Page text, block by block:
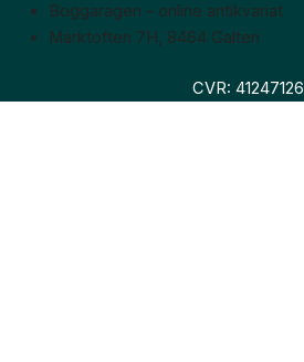
Boggaragen – online antikvariat
Marktoften 7H, 8464 Galten
CVR: 41247126